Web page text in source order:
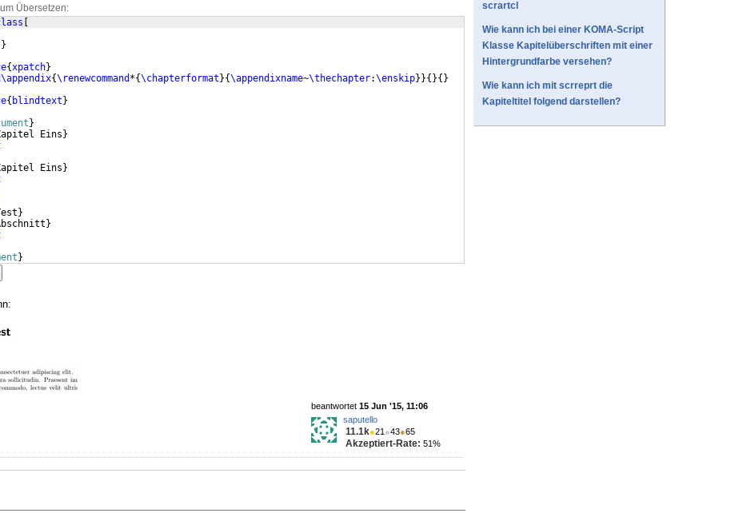
Übersetzen:
}
{xpatch}
{\renewcommand *{\chapterformat }{\appendixname~\thechapter:\enskip}}{ }{ }
{ blindtext }
}
Eins }
Eins }
}
}
}
beantwortet 15 Jun '15, 11:06
saputello
11.1k●21 ●43●65
Akzeptiert-Rate: 51%
scrartcl
Wie kann ich bei einer KOMA-Script
Klasse Kapitelüberschriften mit einer
Hintergrundfarbe versehen?
Wie kann ich mit scrreprt die
Kapiteltitel folgend darstellen?